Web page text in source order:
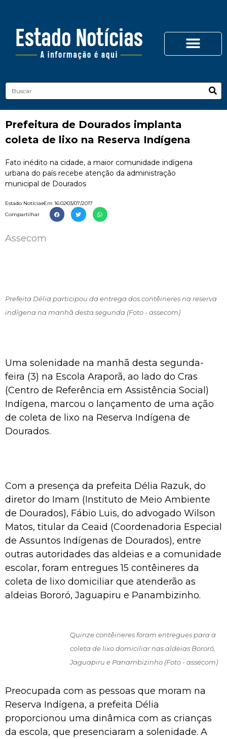
Prefeitura de Dourados implanta
coleta de lixo na Reserva Indígena
Fato inédito na cidade, a maior comunidade indígena
urbana do país recebe atenção da administração
municipal de Dourados
Estado NotíciasEm 16:0203/07/2017
Compartilhar
Assecom
Prefeita Délia participou da entrega dos contêineres na reserva
indígena na manhã desta segunda (Foto - assecom)
Uma solenidade na manhã desta segunda-
feira (3) na Escola Araporã, ao lado do Cras
(Centro de Referência em Assistência Social)
Indígena, marcou o lançamento de uma ação
de coleta de lixo na Reserva Indígena de
Dourados.
Com a presença da prefeita Délia Razuk, do
diretor do Imam (Instituto de Meio Ambiente
de Dourados), Fábio Luis, do advogado Wilson
Matos, titular da Ceaid (Coordenadoria Especial
de Assuntos Indígenas de Dourados), entre
outras autoridades das aldeias e a comunidade
escolar, foram entregues 15 contêineres da
coleta de lixo domiciliar que atenderão as
aldeias Bororó, Jaguapiru e Panambizinho.
Quinze contêineres foram entregues para a
coleta de lixo domiciliar nas aldeias Bororó,
Jaguapiru e Panambizinho (Foto - assecom)
Preocupada com as pessoas que moram na
Reserva Indígena, a prefeita Délia
proporcionou uma dinâmica com as crianças
da escola, que presenciaram a solenidade. A